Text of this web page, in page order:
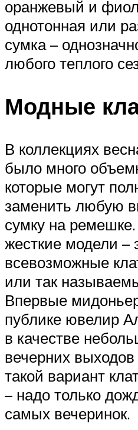
оранжевый и
однотонная или
сумка –
любого теплого
Модные
В коллекциях
было много
которые могут
заменить любую
сумку на
жесткие модели –
всевозможные
или так
Впервые
публике ювелир
в качестве
вечерних выходов
такой вариант
– надо только
самых вечеринок.